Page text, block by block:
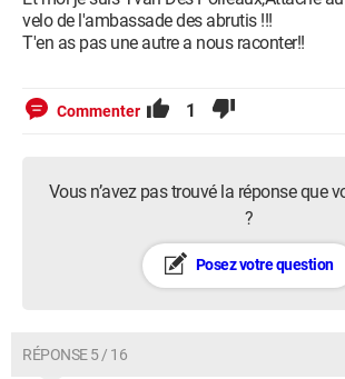
velo de l'ambassade des abrutis !!!
T'en as pas une autre a nous raconter!!
Commenter 1
Vous n’avez pas trouvé la réponse que
?
Posez votre question
RÉPONSE 5 / 16